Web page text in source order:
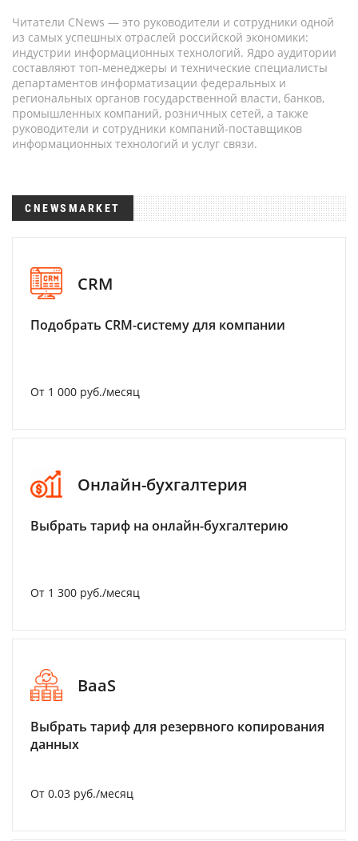
Читатели CNews — это руководители и сотрудники одной
из самых успешных отраслей российской экономики:
индустрии информационных технологий. Ядро аудитории
составляют топ-менеджеры и технические специалисты
департаментов информатизации федеральных и
региональных органов государственной власти, банков,
промышленных компаний, розничных сетей, а также
руководители и сотрудники компаний-поставщиков
информационных технологий и услуг связи.
CNEWSMARKET
CRM
Подобрать CRM-систему для компании
От 1 000 руб./месяц
Онлайн-бухгалтерия
Выбрать тариф на онлайн-бухгалтерию
От 1 300 руб./месяц
BaaS
Выбрать тариф для резервного копирования
данных
От 0.03 руб./месяц